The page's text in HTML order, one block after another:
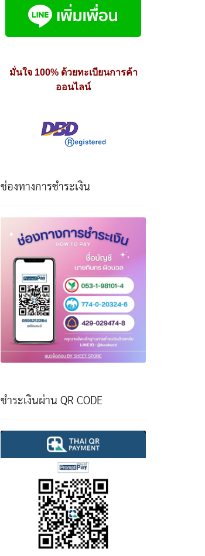
มั่นใจ 100% ด้วยทะเบียนการค้า
ออนไลน์
ช่องทางการชำระเงิน
ชำระเงินผ่าน QR CODE